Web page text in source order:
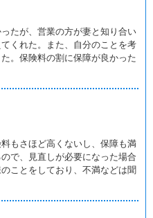
たが、営業の方が妻と知り合い
くれた。また、自分のことを考
。保険料の割に保障が良かった
もさほど高くないし、保障も満
で、見直しが必要になった場合
ことをしており、不満などは聞